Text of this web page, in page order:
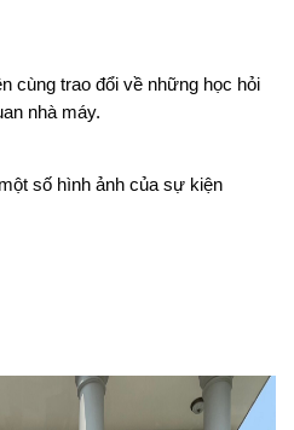
cùng trao đổi về những học hỏi
nhà máy.
số hình ảnh của sự kiện